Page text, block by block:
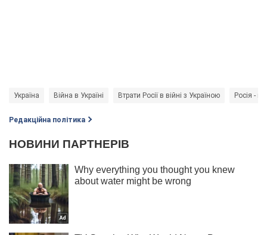
Україна Війна в Україні Втрати Росії в війні з Україною Росія -
Редакційна політика